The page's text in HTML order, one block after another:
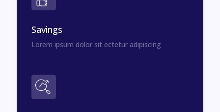
Savings
Lorem ipsum dolor sit ectetur adipiscing